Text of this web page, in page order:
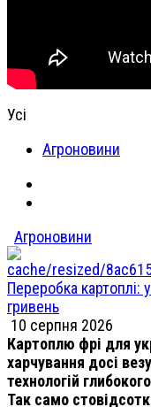
Усі
Агроновини
Агроновини
Переробка картоплі:
гривень
10 серпня 2026
Картоплю фрі для
харчування досі
технологій
Так само